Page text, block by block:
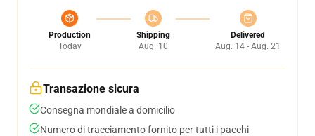
Production
Today
Shipping
Aug. 10
Delivered
Aug. 14 - Aug. 21
Transazione sicura
Consegna mondiale a domicilio
Numero di tracciamento fornito per tutti i pacchi